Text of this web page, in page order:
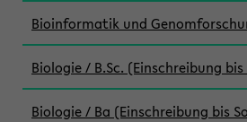
Bioinformatik und
Biologie / B.Sc. (Einschreibung bis
Biologie / Ba (Einschreibung bis